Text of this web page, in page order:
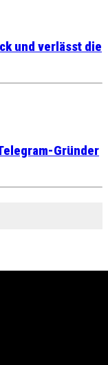
und verlässt die
Gründer